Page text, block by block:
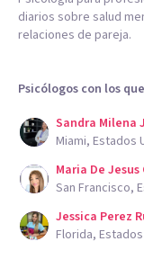
diarios sobre salud
relaciones de pareja.
Psicólogos con los
Sandra Milena
Miami, Estados
Maria De
San Francisco,
Jessica Perez
Florida,